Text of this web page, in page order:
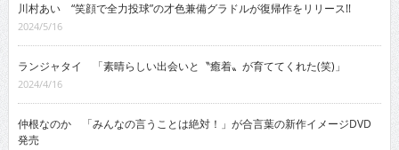
川村あい “笑顔で全力投球”の才色兼備グラドルが復帰作をリリース!!
2024/5/16
ランジャタイ 「素晴らしい出会いと〝癒着〟が育ててくれた(笑)」
2024/4/16
仲根なのか 「みんなの言うことは絶対！」が合言葉の新作イメージDVD
発売